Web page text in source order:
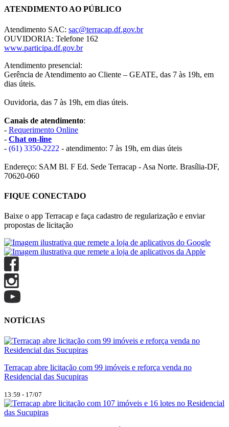
ATENDIMENTO AO PÚBLICO
Atendimento SAC: sac@terracap.df.gov.br
OUVIDORIA: Telefone 162
www.participa.df.gov.br
Atendimento presencial:
Gerência de Atendimento ao Cliente – GEATE, das 7 às 19h, em
dias úteis.
Ouvidoria, das 7 às 19h, em dias úteis.
Canais de atendimento:
- Requerimento Online
- Chat on-line
- (61) 3350-2222 - atendimento: 7 às 19h, em dias úteis
Endereço: SAM Bl. F Ed. Sede Terracap - Asa Norte. Brasília-DF,
70620-060
FIQUE CONECTADO
Baixe o app Terracap e faça cadastro de regularização e enviar
propostas de licitação
NOTÍCIAS
Terracap abre licitação com 99 imóveis e reforça venda no
Residencial das Sucupiras
13:59 - 17/07